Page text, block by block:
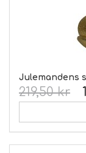
Julemandens
219,50 kr